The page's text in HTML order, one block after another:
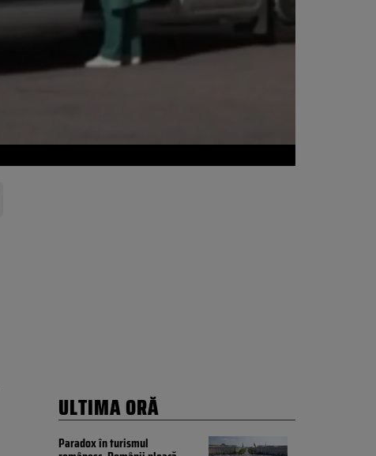
ULTIMA ORĂ
Paradox în turismul